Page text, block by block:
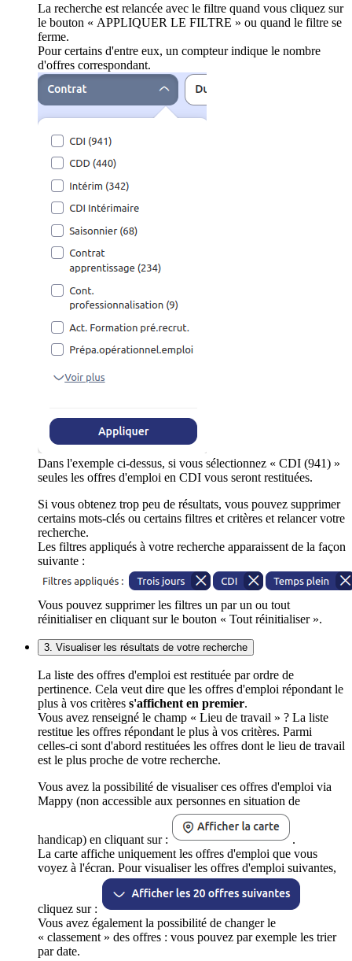
La recherche est relancée avec le filtre quand vous cliquez sur
le bouton « APPLIQUER LE FILTRE » ou quand le filtre se
ferme.
Pour certains d'entre eux, un compteur indique le nombre
d'offres correspondant.
Dans l'exemple ci-dessus, si vous sélectionnez « CDI (941) »
seules les offres d'emploi en CDI vous seront restituées.
Si vous obtenez trop peu de résultats, vous pouvez supprimer
certains mots-clés ou certains filtres et critères et relancer votre
recherche.
Les filtres appliqués à votre recherche apparaissent de la façon
suivante :
Vous pouvez supprimer les filtres un par un ou tout
réinitialiser en cliquant sur le bouton « Tout réinitialiser ».
3. Visualiser les résultats de votre recherche
La liste des offres d'emploi est restituée par ordre de
pertinence. Cela veut dire que les offres d'emploi répondant le
plus à vos critères s'affichent en premier.
Vous avez renseigné le champ « Lieu de travail » ? La liste
restitue les offres répondant le plus à vos critères. Parmi
celles-ci sont d'abord restituées les offres dont le lieu de travail
est le plus proche de votre recherche.
Vous avez la possibilité de visualiser ces offres d'emploi via
Mappy (non accessible aux personnes en situation de
handicap) en cliquant sur :
.
La carte affiche uniquement les offres d'emploi que vous
voyez à l'écran. Pour visualiser les offres d'emploi suivantes,
cliquez sur :
Vous avez également la possibilité de changer le
« classement » des offres : vous pouvez par exemple les trier
par date.